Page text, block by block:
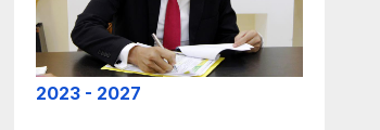
2023 - 2027